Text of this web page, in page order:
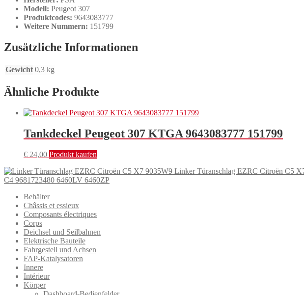
Modell: Peugeot 307
Produktcodes: 9643083777
Weitere Nummern: 151799
Zusätzliche Informationen
Gewicht 0,3 kg
Ähnliche Produkte
Tankdeckel Peugeot 307 KTGA 9643083777 151799
€ 24,00 Produkt kaufen
Linker Türanschlag EZRC Citroën C5
C4 9681723480 6460LV 6460ZP
Behälter
Châssis et essieux
Composants électriques
Corps
Deichsel und Seilbahnen
Elektrische Bauteile
Fahrgestell und Achsen
FAP-Katalysatoren
Innere
Intérieur
Körper